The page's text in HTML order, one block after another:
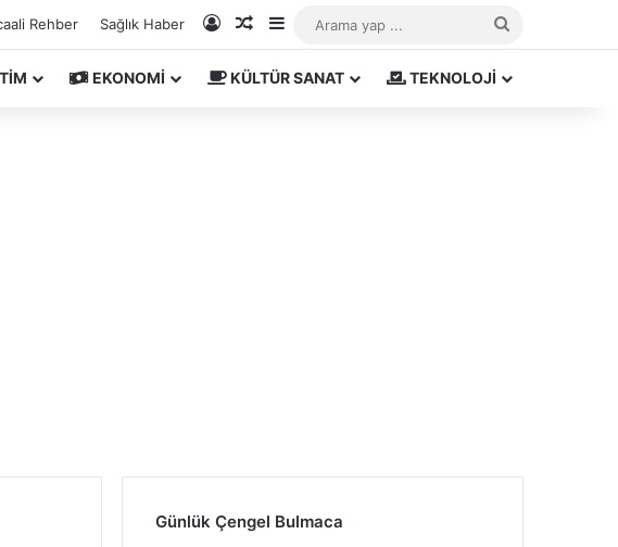
Rehber Sağlık Haber Kayıt OlRastgele Makale
Kenar Bölmesi
EKONOMİ KÜLTÜR SANAT TEKNOLOJİ
Günlük Çengel Bulmaca